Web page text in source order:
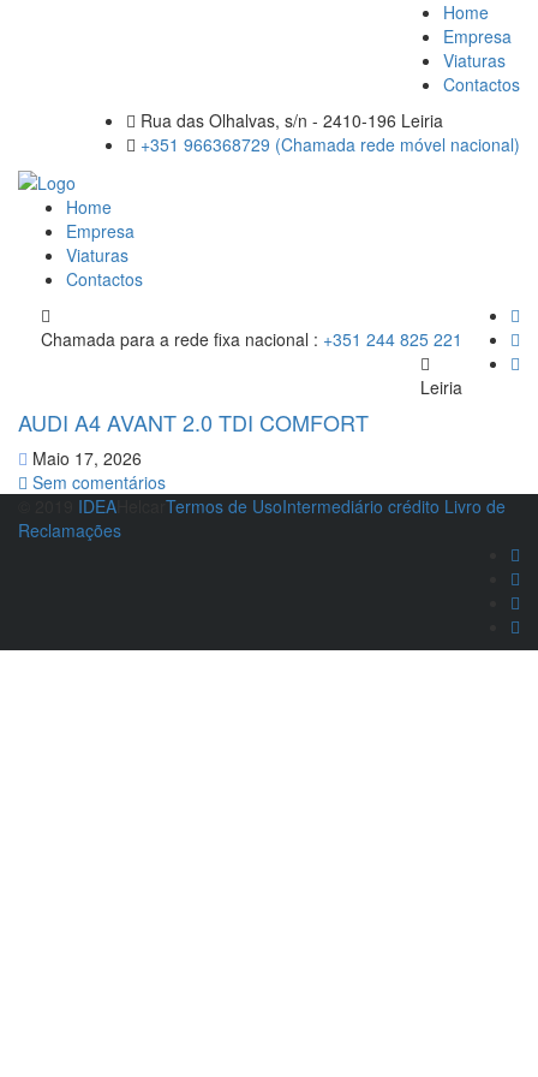
Home
Empresa
Viaturas
Contactos
Rua das Olhalvas, s/n - 2410-196 Leiria
+351 966368729 (Chamada rede móvel nacional)
Home
Empresa
Viaturas
Contactos
Chamada para a rede fixa nacional : +351 244 825 221
Leiria
AUDI A4 AVANT 2.0 TDI COMFORT
Maio 17, 2026
Sem comentários
IDEA Termos de UsoIntermediário crédito Livro de
Reclamações